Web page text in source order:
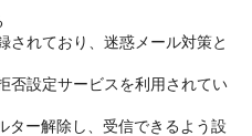
されており、迷惑メール対策と
否設定サービスを利用されてい
ター解除し、受信できるよう設